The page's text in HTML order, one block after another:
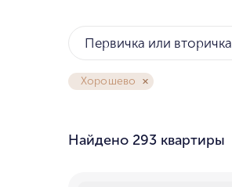
Первичка или вторичка
Хорошево
Найдено 293 квартиры